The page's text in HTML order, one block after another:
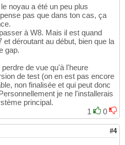
noyau a été un peu plus
pas que dans ton cas, ça
à W8. Mais il est quand
déroutant au début, bien que la
gap.
de vue qu'à l'heure
de test (on en est pas encore
non finalisée et qui peut donc
je ne l'installerais
principal.
1
0
#4